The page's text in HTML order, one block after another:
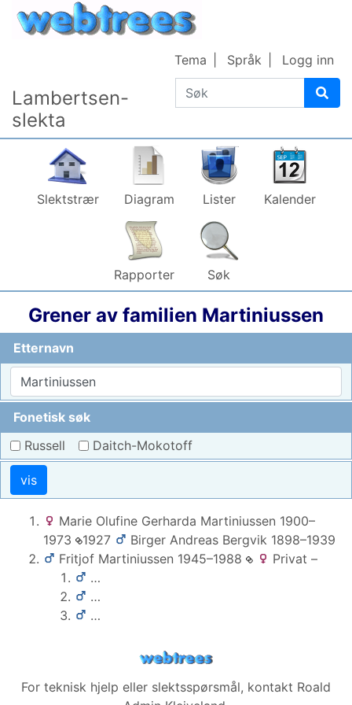
Lambertsen-
slekta
Søk
Tema Språk Logg inn
Slektstrær Diagram Lister Kalender
Rapporter Søk
Grener av familien Martiniussen
Etternavn
Fonetisk søk
Russell
Daitch-Mokotoff
vis
Marie Olufine Gerharda Martiniussen 1900–
1973
1927 Birger Andreas Bergvik 1898–1939
Fritjof Martiniussen 1945–1988 Privat –
…
…
…
For teknisk hjelp eller slektsspørsmål, kontakt Roald